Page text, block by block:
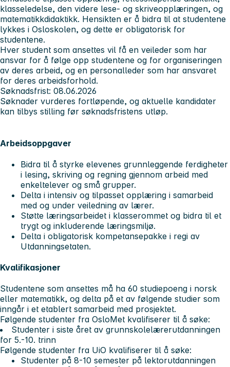
klasseledelse, den videre lese- og skriveopplæringen, og
matematikkdidaktikk. Hensikten er å bidra til at studentene
lykkes i Osloskolen, og dette er obligatorisk for
studentene.
Hver student som ansettes vil få en veileder som har
ansvar for å følge opp studentene og for organiseringen
av deres arbeid, og en personalleder som har ansvaret
for deres arbeidsforhold.
Søknadsfrist: 08.06.2026
Søknader vurderes fortløpende, og aktuelle kandidater
kan tilbys stilling før søknadsfristens utløp.
Arbeidsoppgaver
Bidra til å styrke elevenes grunnleggende ferdigheter
i lesing, skriving og regning gjennom arbeid med
enkeltelever og små grupper.
Delta i intensiv og tilpasset opplæring i samarbeid
med og under veiledning av lærer.
Støtte læringsarbeidet i klasserommet og bidra til et
trygt og inkluderende læringsmiljø.
Delta i obligatorisk kompetansepakke i regi av
Utdanningsetaten.
Kvalifikasjoner
Studentene som ansettes må ha 60 studiepoeng i norsk
eller matematikk, og delta på et av følgende studier som
inngår i et etablert samarbeid med prosjektet.
Følgende studenter fra OsloMet kvalifiserer til å søke:
Studenter i siste året av grunnskolelærerutdanningen
for 5.-10. trinn
Følgende studenter fra UiO kvalifiserer til å søke:
Studenter på 8-10 semester på lektorutdanningen